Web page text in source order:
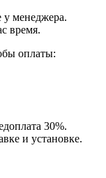
у менеджера.
время.
оплаты:
30%.
и установке.